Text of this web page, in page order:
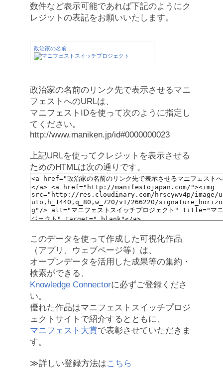
数件など表示可能であれば下記のようにク
レジットの表記をお願いいたします。
政治家の名前
政治家の名前のリンク先で表示させるマニ
フェストへのURLは、
マニフェストIDを使って次のように指定し
てください。
http://www.maniken.jp/id#0000000023
上記URLを使ってクレジットを表示させる
ためのHTMLは次の通りです。
このデータを使って作成した可視化作品
（アプリ、ウェブページ等）は、
オープンデータを活用した成果等の集約・
検索ができる、
Knowledge Connectorに必ずご登録くださ
い。
優れた作品はマニフェストスイッチプロジ
ェクトサイトで紹介するとともに、
マニフェスト大賞で表彰させていただきま
す。
≫詳しい登録方法はこちら